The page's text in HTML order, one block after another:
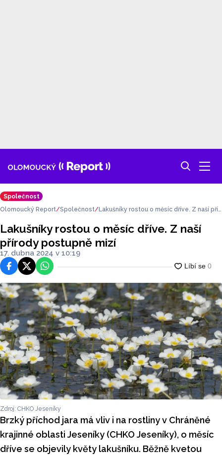
Společnost
Olomoucký Report Společnost
Lakušníky rostou o měsíc dříve. Z naší přír
Lakušníky rostou o měsíc dříve. Z naší
přírody postupně mizí
17. dubna 2024 v 10:19
FacebookPlatforma X
WhatsApp
Zdroj: CHKO Jeseníky
Brzký příchod jara má vliv i na rostliny v Chráněné
krajinné oblasti Jeseníky (CHKO Jeseníky), o měsíc
dříve se objevily květy lakušníku. Běžně kvetou